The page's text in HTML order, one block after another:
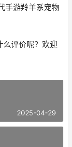
手游羚羊系宠物
么评价呢？欢迎
2025-04-29